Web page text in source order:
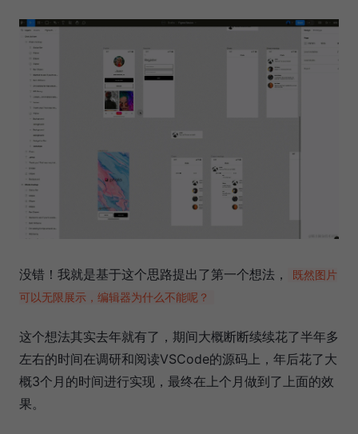
没错！我就是基于这个思路提出了第一个想法，
既然图片
可以无限展示，编辑器为什么不能呢？
这个想法其实去年就有了，期间大概断断续续花了半年多
左右的时间在调研和阅读VSCode的源码上，年后花了大
概3个月的时间进行实现，最终在上个月做到了上面的效
果。